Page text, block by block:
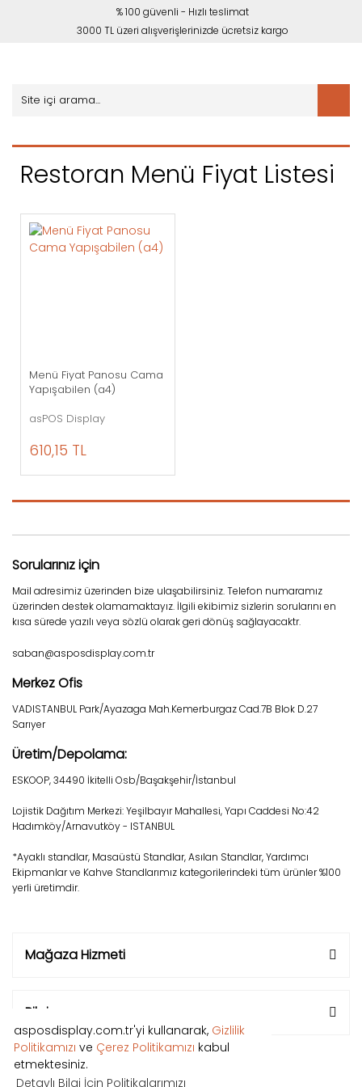
asposdisplay.com.tr'yi kullanarak, Gizlilik
Politikamızı ve Çerez Politikamızı kabul
etmektesiniz.
Detaylı Bilgi İçin Politikalarımızı
% 100 güvenli - Hızlı teslimat
3000 TL üzeri alışverişlerinizde ücretsiz kargo
Restoran Menü Fiyat Listesi
Menü Fiyat Panosu Cama
Yapışabilen (a4)
asPOS Display
610,15 TL
Sorularınız için
Mail adresimiz üzerinden bize ulaşabilirsiniz. Telefon numaramız
üzerinden destek olamamaktayız. İlgili ekibimiz sizlerin sorularını en
kısa sürede yazılı veya sözlü olarak geri dönüş sağlayacaktr.
saban@asposdisplay.com.tr
Merkez Ofis
VADISTANBUL Park/Ayazaga Mah.Kemerburgaz Cad.7B Blok D.27
Sarıyer
Üretim/Depolama:
ESKOOP, 34490 İkitelli Osb/Başakşehir/İstanbul
Lojistik Dağıtım Merkezi: Yeşilbayır Mahallesi, Yapı Caddesi No:42
Hadımköy/Arnavutköy - ISTANBUL
*Ayaklı standlar, Masaüstü Standlar, Asılan Standlar, Yardımcı
Ekipmanlar ve Kahve Standlarımız kategorilerindeki tüm ürünler %100
yerli üretimdir.
Mağaza Hizmeti
Bilgi